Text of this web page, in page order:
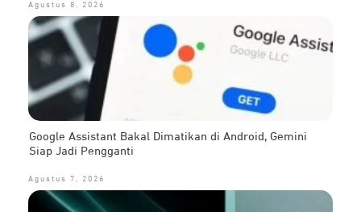
Agustus 8, 2026
Google Assistant Bakal Dimatikan di Android, Gemini
Siap Jadi Pengganti
Agustus 7, 2026